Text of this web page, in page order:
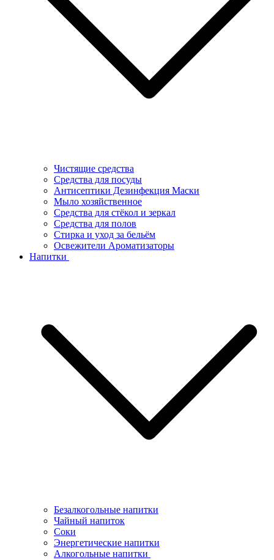
Чистящие средства
Средства для посуды
Антисептики Дезинфекция Маски
Мыло хозяйственное
Средства для стёкол и зеркал
Средства для полов
Стирка и уход за бельём
Освежители Ароматизаторы
Напитки
Безалкогольные напитки
Чайный напиток
Соки
Энергетические напитки
Алкогольные напитки